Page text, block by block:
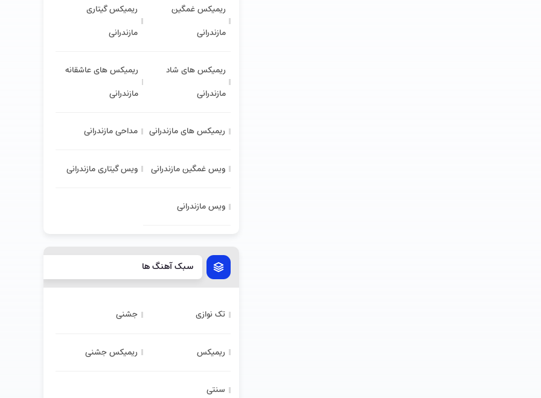
ریمیکس غمگین
مازندرانی
ریمیکس گیتاری
مازندرانی
ریمیکس های شاد
مازندرانی
ریمیکس های عاشقانه
مازندرانی
ریمیکس های مازندرانی مداحی مازندرانی
ویس غمگین مازندرانی ویس گیتاری مازندرانی
ویس مازندرانی
سبک آهنگ ها
تک نوازی جشنی
ریمیکس ریمیکس جشنی
سنتی